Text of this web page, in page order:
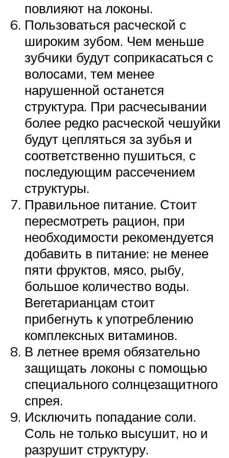
повлияют на локоны.
Пользоваться расческой с
широким зубом. Чем меньше
зубчики будут соприкасаться с
волосами, тем менее
нарушенной останется
структура. При расчесывании
более редко расческой чешуйки
будут цепляться за зубья и
соответственно пушиться, с
последующим рассечением
структуры.
Правильное питание. Стоит
пересмотреть рацион, при
необходимости рекомендуется
добавить в питание: не менее
пяти фруктов, мясо, рыбу,
большое количество воды.
Вегетарианцам стоит
прибегнуть к употреблению
комплексных витаминов.
В летнее время обязательно
защищать локоны с помощью
специального солнцезащитного
спрея.
Исключить попадание соли.
Соль не только высушит, но и
разрушит структуру.